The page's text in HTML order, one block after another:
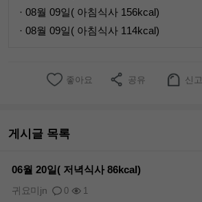
· 08월 09일( 아침식사 156kcal)
· 08월 09일( 아침식사 114kcal)
좋아요 공유 신고
게시글 목록
06월 20일( 저녁식사 86kcal)
0 1
귀요미jn